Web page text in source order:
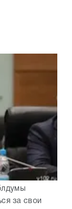
за свои